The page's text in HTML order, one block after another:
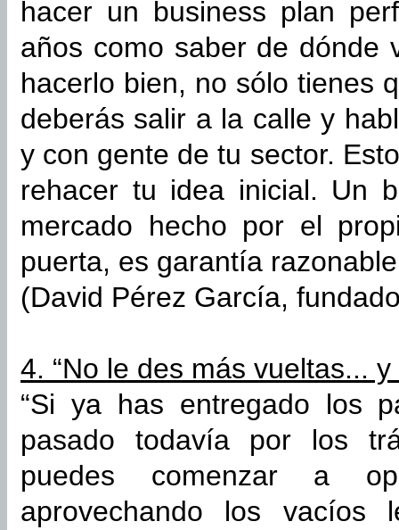
hacer un business plan
años como saber de dónde
hacerlo bien, no sólo tienes
deberás salir a la calle y
y con gente de tu sector.
rehacer tu idea inicial. Un
mercado hecho por el
puerta, es garantía
(David Pérez García,
4. “No le des más vueltas...
“Si ya has entregado los
pasado todavía por los
puedes comenzar a
aprovechando los